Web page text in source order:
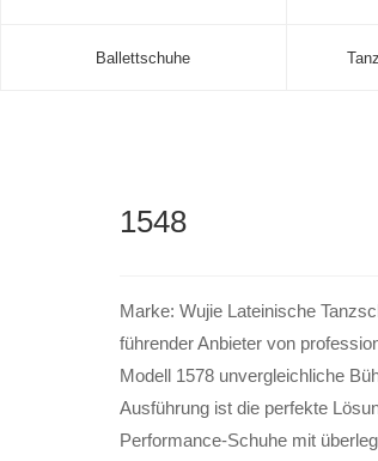
Ballettschuhe
1548
Marke: Wujie Lateinische
führender Anbieter von
Modell 1578 unvergleichliche
Ausführung ist die perfekte
Performance-Schuhe mit